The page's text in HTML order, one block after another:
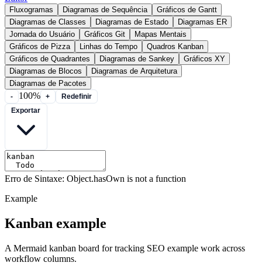
Fluxogramas Diagramas de Sequência
Gráficos de Gantt
Diagramas de Classes
Diagramas de Estado
Diagramas ER
Jornada do Usuário
Gráficos Git
Mapas Mentais
Gráficos de Pizza
Linhas do Tempo
Quadros Kanban
Gráficos de Quadrantes
Diagramas de Sankey
Gráficos XY
Diagramas de Blocos
Diagramas de Arquitetura
Diagramas de Pacotes
- 100% +
Redefinir
Erro de Sintaxe: Object.hasOwn is not a function
Example
Kanban example
A Mermaid kanban board for tracking SEO example work across
workflow columns.